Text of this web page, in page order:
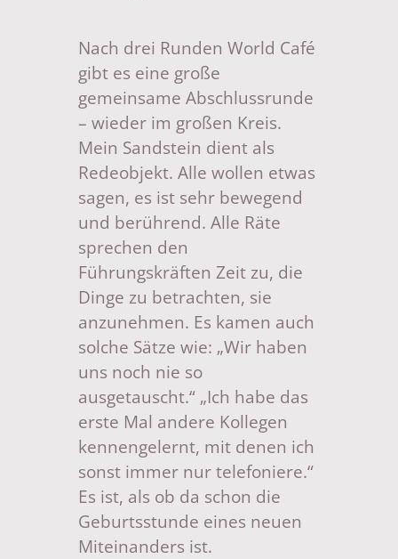
Nach drei Runden World Café
gibt es eine große
gemeinsame Abschlussrunde
– wieder im großen Kreis.
Mein Sandstein dient als
Redeobjekt. Alle wollen etwas
sagen, es ist sehr bewegend
und berührend. Alle Räte
sprechen den
Führungskräften Zeit zu, die
Dinge zu betrachten, sie
anzunehmen. Es kamen auch
solche Sätze wie: „Wir haben
uns noch nie so
ausgetauscht.“ „Ich habe das
erste Mal andere Kollegen
kennengelernt, mit denen ich
sonst immer nur telefoniere.“
Es ist, als ob da schon die
Geburtsstunde eines neuen
Miteinanders ist.